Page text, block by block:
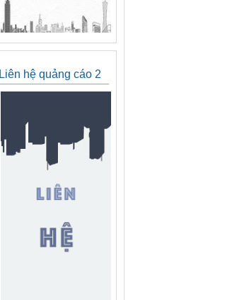
Liên hệ quảng cáo 2